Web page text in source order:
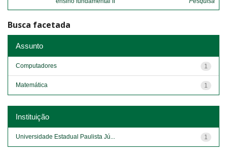
Busca facetada
Assunto
1
Computadores
1
Matemática
Instituição
1
Universidade Estadual Paulista Jú...